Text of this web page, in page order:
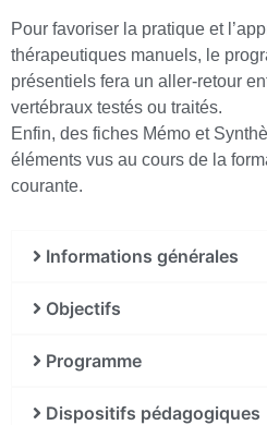
Pour favoriser la pratique et
thérapeutiques manuels, le
présentiels fera un aller-retour
vertébraux testés ou traités.
Enfin, des fiches Mémo et
éléments vus au cours de la
courante.
Informations générales
Objectifs
Programme
Dispositifs pédagogiques